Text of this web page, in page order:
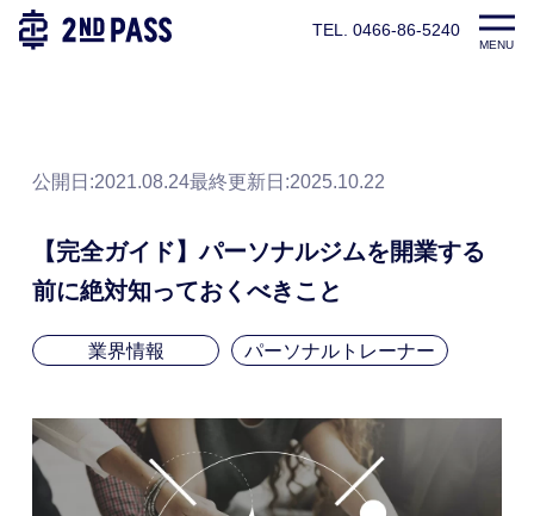
TEL. 0466-86-5240
MENU
TOP パーソナルトレーナー養成スクール|2ndPASS(セカンド
公開日:2021.08.24最終更新日:2025.10.22
【完全ガイド】パーソナルジムを開業する
前に絶対知っておくべきこと
業界情報 パーソナルトレーナー